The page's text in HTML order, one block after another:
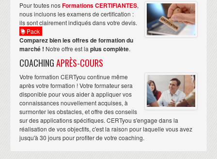
Pour toutes nosFormations CERTIFIANTES,
nous incluons les examens de certification :
ils sont clairement indiqués dans votre devis.
Pack
Comparez bien les offres de formation du
marché ! Notre offre est la plus complète.
COACHINGAPRÈS-COURS
Votre formation CERTyou continue même
après votre formation ! Votre formateur sera
disponible pour vous aider à appliquer vos
connaissances nouvellement acquises, à
surmonter les obstacles, et offre des conseils
sur des applications spécifiques. CERTyou s'engage dans la
réalisation de vos objectifs, c'est la raison pour laquelle vous avez
jusqu'à 30 jours pour profiter de votre coaching.